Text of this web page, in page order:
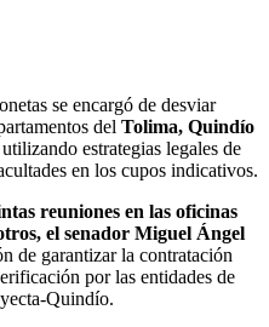
se encargó de desviar
del Tolima, Quindío
estrategias legales de
en los cupos indicativos.
reuniones en las oficinas
el senador Miguel Ángel
de garantizar la contratación
por las entidades de
Quindío.